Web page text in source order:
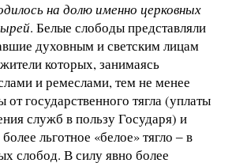
на долю именно церковных
. Белые слободы представляли
духовным и светским лицам
которых, занимаясь
и ремеслами, тем не менее
государственного тягла (уплаты
служб в пользу Государя) и
льготное «белое» тягло ‒ в
слобод. В силу явно более